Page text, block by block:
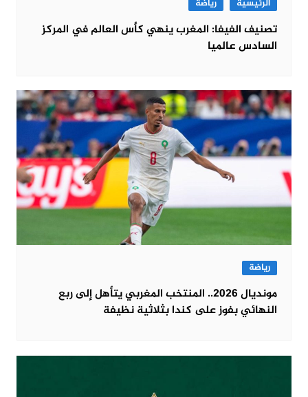
الرئيسية رياضة
تصنيف الفيفا: المغرب ينهي كأس العالم في المركز
السادس عالميا
رياضة
مونديال 2026.. المنتخب المغربي يتأهل إلى ربع
النهائي بفوز على كندا بثلاثية نظيفة